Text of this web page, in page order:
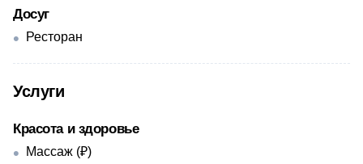
Досуг
Ресторан
Услуги
Красота и здоровье
Массаж (₽)